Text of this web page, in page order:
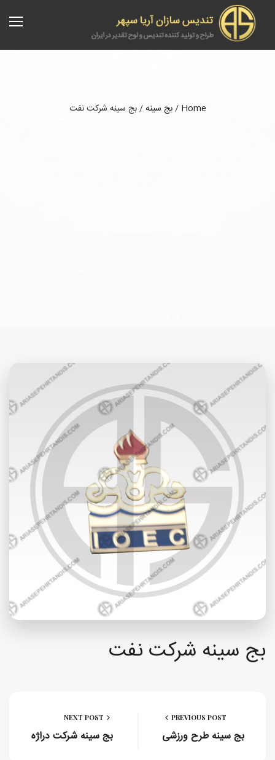
Home
/بج سینه/بج سینه شرکت نفت
بج سینه شرکت نفت
PREVIOUS POST
بج سینه طرح ورزشی
NEXT POST
بج سینه شرکت دراژه